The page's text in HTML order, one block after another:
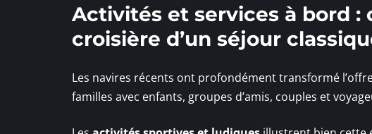
Activités et services à bord
croisière d’un séjour
Les navires récents ont profondément transformé
familles avec enfants, groupes d’amis, couples et